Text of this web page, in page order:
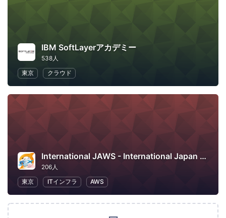
IBM SoftLayerアカデミー
538人
東京
クラウド
International JAWS - International Japan AWS User Group
206人
東京
ITインフラ AWS